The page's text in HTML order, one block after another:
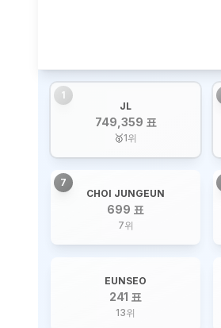
1
JL
749,359 표
🥇1위
7
CHOI JUNGEUN
699 표
7위
EUNSEO
241 표
13위